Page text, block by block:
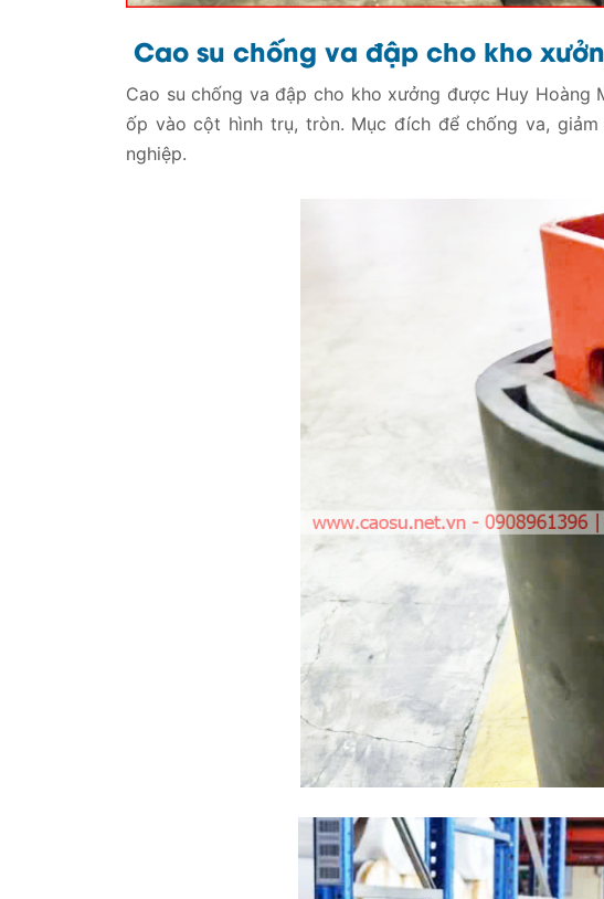
Cao su chống va đập cho kho
Cao su chống va đập cho kho xưởng được Huy Hoàng
ốp vào cột hình trụ, tròn. Mục đích để chống va,
nghiệp.